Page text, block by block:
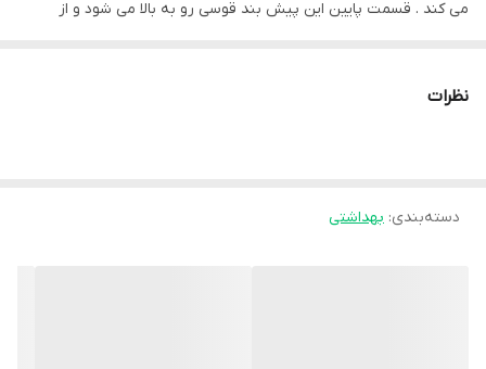
می کند . قسمت پایین این پیش بند قوسی رو به بالا می شود و از
نظرات
دسته‌بندی: بهداشتی